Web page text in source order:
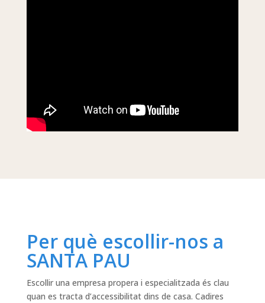
Per què escollir-nos a
SANTA PAU
Escollir una empresa propera i especialitzada és clau
quan es tracta d’accessibilitat dins de casa. Cadires